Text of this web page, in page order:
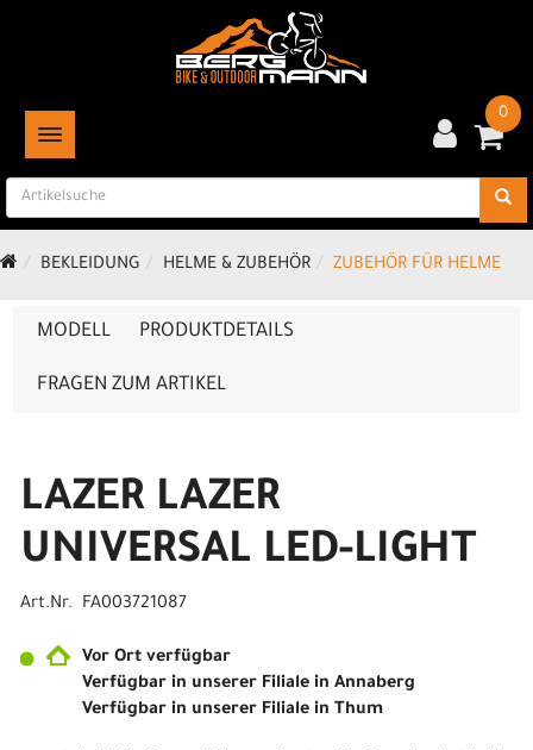
TOGGLE NAVIGATION
0
BEKLEIDUNG HELME & ZUBEHÖR ZUBEHÖR FÜR HELME
MODELL PRODUKTDETAILS
FRAGEN ZUM ARTIKEL
LAZER LAZER
UNIVERSAL LED-LIGHT
Art.Nr. FA003721087
Vor Ort verfügbar
Verfügbar in unserer Filiale in Annaberg
Verfügbar in unserer Filiale in Thum